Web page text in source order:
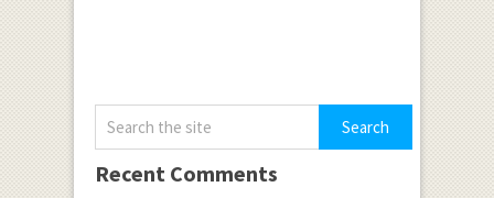
Recent Comments